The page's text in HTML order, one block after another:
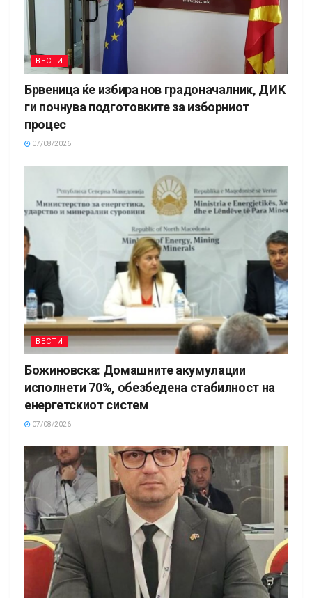
ВЕСТИ
Брвеница ќе избира нов градоначалник, ДИК
ги почнува подготовките за изборниот
процес
07/08/2026
ВЕСТИ
Божиновска: Домашните акумулации
исполнети 70%, обезбедена стабилност на
енергетскиот систем
07/08/2026